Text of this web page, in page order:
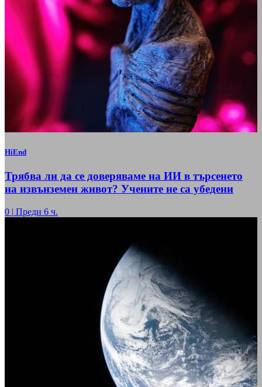
HiEnd
Трябва ли да се доверяваме на ИИ в търсенето
на извънземен живот? Учените не са убедени
0 | Преди 6 ч.